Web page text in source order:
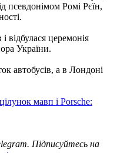
псевдонімом Ромі Рєїн,
церемонія
України.
автобусів, а в Лондоні
мавп і Porsche:
Підписуйтесь на